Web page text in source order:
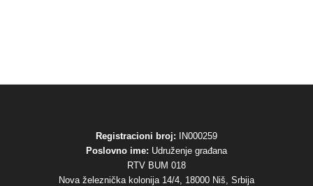
Registracioni broj:
IN000259
Poslovno ime: Udruženje građana
RTV BUM 018
Nova železnička kolonija 14/4, 18000 Niš, Srbija